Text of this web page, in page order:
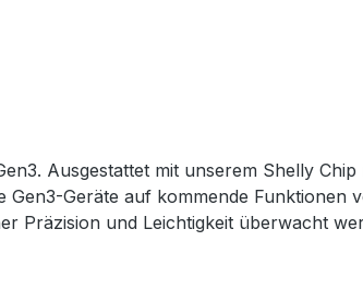
Ausgestattet mit unserem Shelly
Gen3-Geräte auf kommende
Präzision und Leichtigkeit überwacht